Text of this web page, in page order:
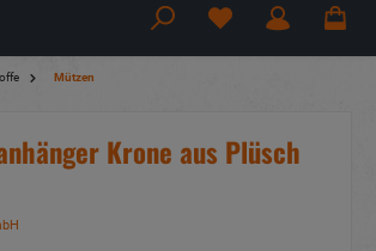
Mützen
Krone aus Plüsch